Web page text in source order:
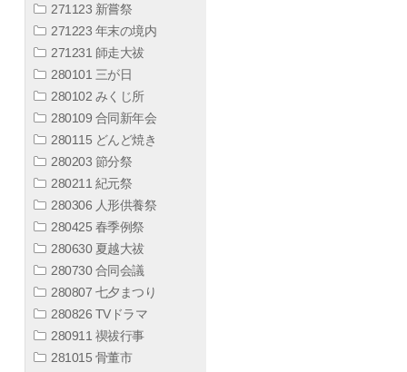
271123 新嘗祭
271223 年末の境内
271231 師走大祓
280101 三が日
280102 みくじ所
280109 合同新年会
280115 どんど焼き
280203 節分祭
280211 紀元祭
280306 人形供養祭
280425 春季例祭
280630 夏越大祓
280730 合同会議
280807 七夕まつり
280826 TVドラマ
280911 禊祓行事
281015 骨董市